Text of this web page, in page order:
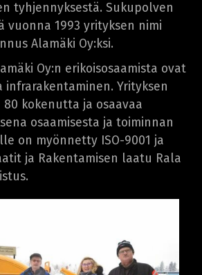
tyhjennyksestä. Sukupolven
vuonna 1993 yrityksen nimi
Alamäki Oy:ksi.
Oy:n erikoisosaamista ovat
Yrityksen
kokenutta ja osaavaa
osaamisesta ja toiminnan
on myönnetty ISO-9001 ja
ja Rakentamisen laatu Rala